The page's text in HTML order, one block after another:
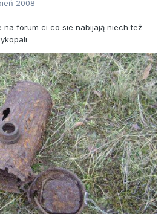
2008
na forum ci co sie nabijają niech też